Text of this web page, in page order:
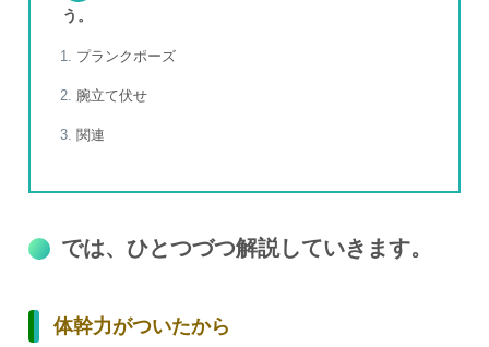
う。
プランクポーズ
腕立て伏せ
関連
では、ひとつづつ解説していきます。
体幹力がついたから